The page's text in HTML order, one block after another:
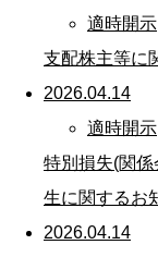
適時開示
支配株主等に
2026.04.14
適時開示
特別損失(関
生に関するお
2026.04.14